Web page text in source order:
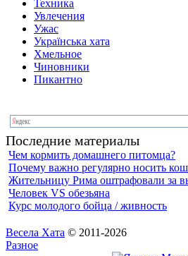
Техника
Увлечения
Ужас
Українська хата
Хмельное
Чиновники
Пикантно
Последние материалы
Чем кормить домашнего питомца?
Почему важно регулярно носить
Жительницу Рима оштрафовали за
Человек VS обезьяна
Курс молодого бойца / живность
Весела Хата © 2011-2026
Разное